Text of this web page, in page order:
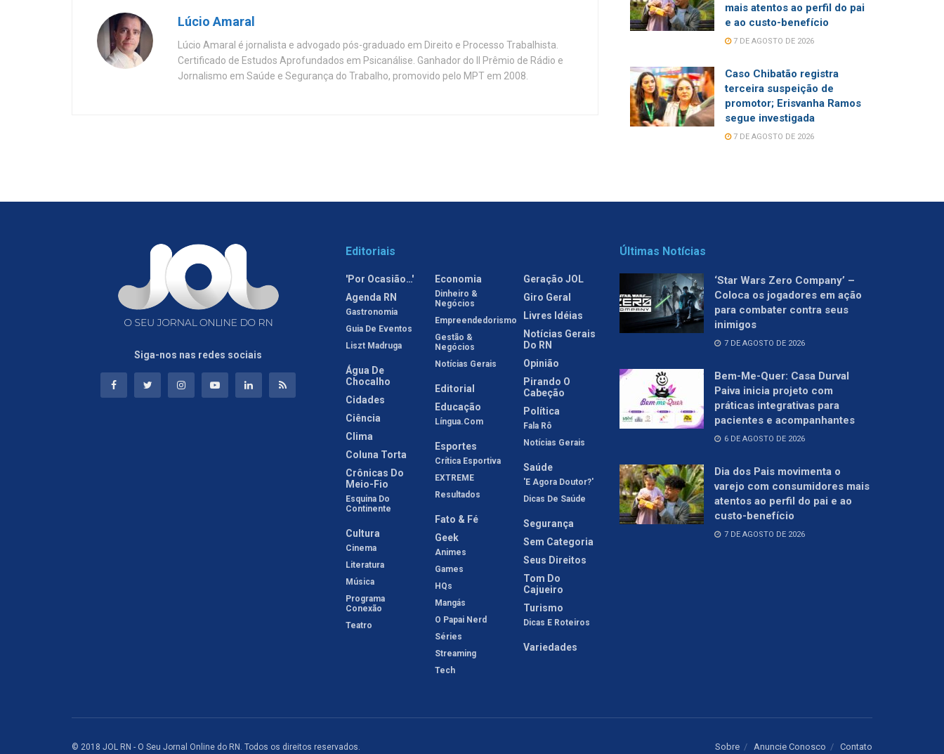
Lúcio Amaral
Lúcio Amaral é jornalista e advogado pós-graduado em Direito e Processo Trabalhista.
Certificado de Estudos Aprofundados em Psicanálise. Ganhador do II Prêmio de Rádio e
Jornalismo em Saúde e Segurança do Trabalho, promovido pelo MPT em 2008.
mais atentos ao perfil do pai
e ao custo-benefício
7 DE AGOSTO DE 2026
Caso Chibatão registra
terceira suspeição de
promotor; Erisvanha Ramos
segue investigada
7 DE AGOSTO DE 2026
Siga-nos nas redes sociais
Editoriais
'Por Ocasião…'
Agenda RN
Gastronomia
Guia De Eventos
Liszt Madruga
Água De
Chocalho
Cidades
Ciência
Clima
Coluna Torta
Crônicas Do
Meio-Fio
Esquina Do
Continente
Cultura
Cinema
Literatura
Música
Programa
Conexão
Teatro
Economia
Dinheiro &
Negócios
Empreendedorismo
Gestão &
Negócios
Notícias Gerais
Editorial
Educação
Língua.com
Esportes
Crítica Esportiva
EXTREME
Resultados
Fato & Fé
Geek
Animes
Games
HQs
Mangás
O Papai Nerd
Séries
Streaming
Tech
Geração JOL
Giro Geral
Livres Idéias
Notícias Gerais
Do RN
Opinião
Pirando O
Cabeção
Política
Fala Rô
Notícias Gerais
Saúde
'E Agora Doutor?'
Dicas De Saúde
Segurança
Sem Categoria
Seus Direitos
Tom Do
Cajueiro
Turismo
Dicas E Roteiros
Variedades
Últimas Notícias
‘Star Wars Zero Company’ –
Coloca os jogadores em ação
para combater contra seus
inimigos
7 DE AGOSTO DE 2026
Bem-Me-Quer: Casa Durval
Paiva inicia projeto com
práticas integrativas para
pacientes e acompanhantes
6 DE AGOSTO DE 2026
Dia dos Pais movimenta o
varejo com consumidores mais
atentos ao perfil do pai e ao
custo-benefício
7 DE AGOSTO DE 2026
Sobre Anuncie Conosco Contato
© 2018 JOL RN - O Seu Jornal Online do RN. Todos os direitos reservados.